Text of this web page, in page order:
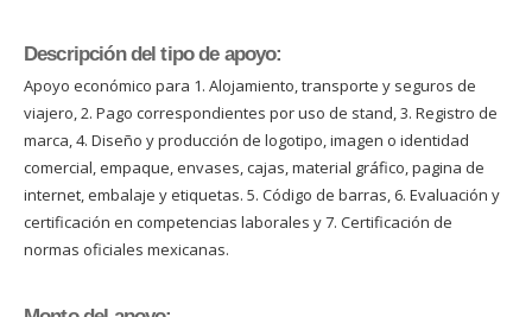
Descripción del tipo de apoyo:
Apoyo económico para 1. Alojamiento, transporte y seguros de
viajero, 2. Pago correspondientes por uso de stand, 3. Registro de
marca, 4. Diseño y producción de logotipo, imagen o identidad
comercial, empaque, envases, cajas, material gráfico, pagina de
internet, embalaje y etiquetas. 5. Código de barras, 6. Evaluación y
certificación en competencias laborales y 7. Certificación de
normas oficiales mexicanas.